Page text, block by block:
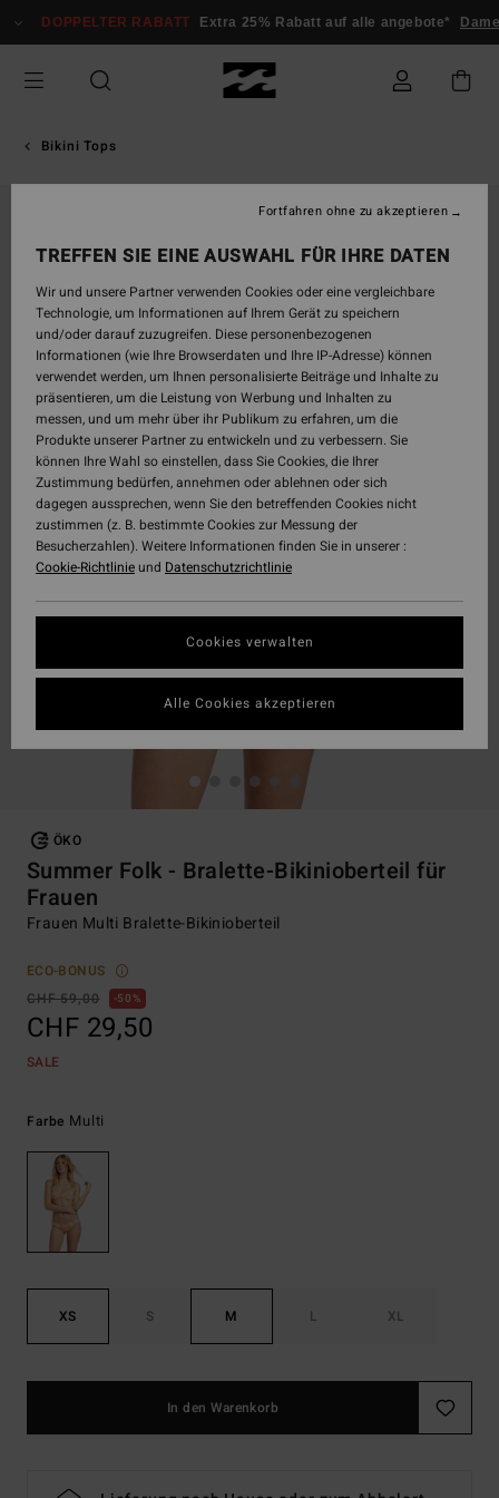
zur
springen
DOPPELTER RABATT Extra 25% Rabatt auf alle angebote* Damen
Bikini Tops
ÖKO
Summer Folk - Bralette-Bikinioberteil für
Frauen
Frauen Multi Bralette-Bikinioberteil
ECO-BONUS
CHF 59,00
50%
CHF 29,50
SALE
Farbe Multi
XS S M L XL
In den Warenkorb
TREFFEN SIE EINE AUSWAHL FÜR IHRE DATEN
Wir und unsere Partner verwenden Cookies oder eine vergleichbare
Technologie, um Informationen auf Ihrem Gerät zu speichern
und/oder darauf zuzugreifen. Diese personenbezogenen
Informationen (wie Ihre Browserdaten und Ihre IP-Adresse) können
verwendet werden, um Ihnen personalisierte Beiträge und Inhalte zu
präsentieren, um die Leistung von Werbung und Inhalten zu
messen, und um mehr über ihr Publikum zu erfahren, um die
Produkte unserer Partner zu entwickeln und zu verbessern. Sie
können Ihre Wahl so einstellen, dass Sie Cookies, die Ihrer
Zustimmung bedürfen, annehmen oder ablehnen oder sich
dagegen aussprechen, wenn Sie den betreffenden Cookies nicht
zustimmen (z. B. bestimmte Cookies zur Messung der
Besucherzahlen). Weitere Informationen finden Sie in unserer :
Cookie-Richtlinieund Datenschutzrichtlinie
Cookies verwalten
Fortfahren ohne zu akzeptieren
Alle Cookies akzeptieren